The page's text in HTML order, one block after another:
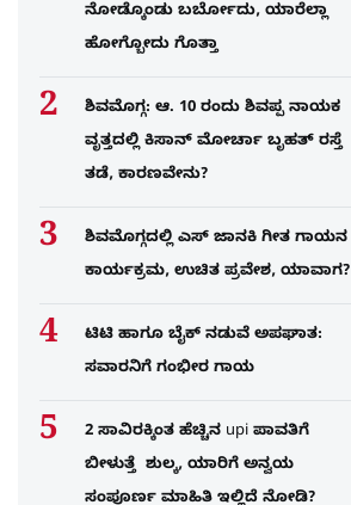
ನೋಡ್ಕೊಂಡು ಬರ್ಬೋದು, ಯಾರೆಲ್ಲಾ
ಹೋಗ್ಬೋದು ಗೊತ್ತಾ
ಶಿವಮೊಗ್ಗ: ಆ. 10 ರಂದು ಶಿವಪ್ಪ ನಾಯಕ
ವೃತ್ತದಲ್ಲಿ ಕಿಸಾನ್ ಮೋರ್ಚಾ ಬೃಹತ್ ರಸ್ತೆ
ತಡೆ, ಕಾರಣವೇನು?
ಶಿವಮೊಗ್ಗದಲ್ಲಿ ಎಸ್​ ಜಾನಕಿ ಗೀತ ಗಾಯನ
ಕಾರ್ಯಕ್ರಮ, ಉಚಿತ ಪ್ರವೇಶ, ಯಾವಾಗ?
ಟಿಟಿ ಹಾಗೂ ಬೈಕ್ ನಡುವೆ ಅಪಘಾತ:
ಸವಾರನಿಗೆ ಗಂಭೀರ ಗಾಯ
2 ಸಾವಿರಕ್ಕಿಂತ ಹೆಚ್ಚಿನ upi ಪಾವತಿಗೆ
ಬೀಳುತ್ತೆ ಶುಲ್ಕ, ಯಾರಿಗೆ ಅನ್ವಯ
ಸಂಪೂರ್ಣ ಮಾಹಿತಿ ಇಲ್ಲಿದೆ ನೋಡಿ?